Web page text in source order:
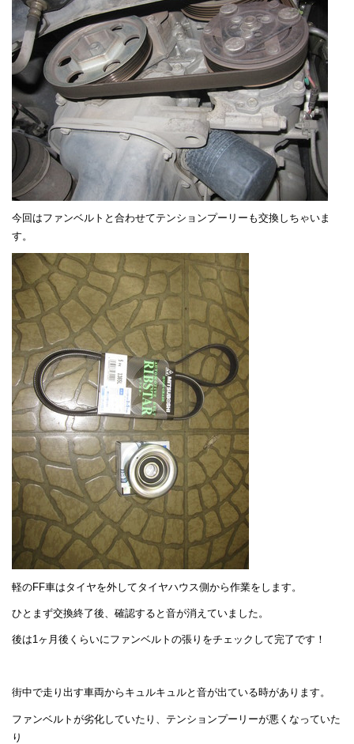
今回はファンベルトと合わせてテンションプーリーも交換しちゃいま
す。
軽のFF車はタイヤを外してタイヤハウス側から作業をします。
ひとまず交換終了後、確認すると音が消えていました。
後は1ヶ月後くらいにファンベルトの張りをチェックして完了です！
街中で走り出す車両からキュルキュルと音が出ている時があります。
ファンベルトが劣化していたり、テンションプーリーが悪くなっていた
り